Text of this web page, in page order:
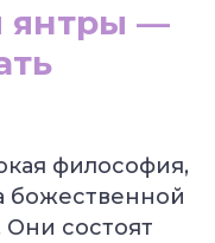
янтры —
философия,
божественной
состоят